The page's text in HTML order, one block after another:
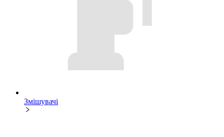
Змішувачі